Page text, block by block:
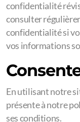
confidentialité
consulter
confidentialité si
vos informations
En utilisant notre
présente à notre
ses conditions.